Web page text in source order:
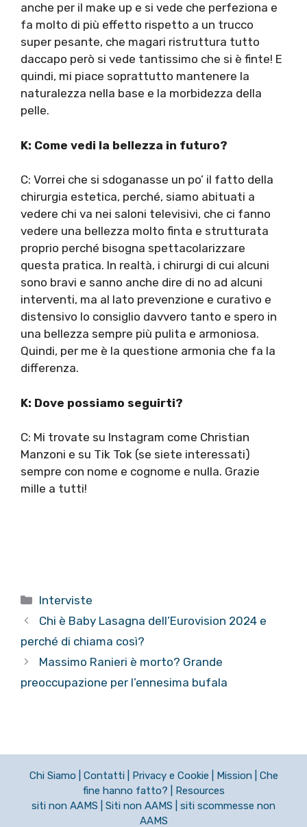
anche per il make up e si vede che perfeziona e
fa molto di più effetto rispetto a un trucco
super pesante, che magari ristruttura tutto
daccapo però si vede tantissimo che si è finte! E
quindi, mi piace soprattutto mantenere la
naturalezza nella base e la morbidezza della
pelle.
K: Come vedi la bellezza in futuro?
C: Vorrei che si sdoganasse un po’ il fatto della
chirurgia estetica, perché, siamo abituati a
vedere chi va nei saloni televisivi, che ci fanno
vedere una bellezza molto finta e strutturata
proprio perché bisogna spettacolarizzare
questa pratica. In realtà, i chirurgi di cui alcuni
sono bravi e sanno anche dire di no ad alcuni
interventi, ma al lato prevenzione e curativo e
distensivo lo consiglio davvero tanto e spero in
una bellezza sempre più pulita e armoniosa.
Quindi, per me è la questione armonia che fa la
differenza.
K: Dove possiamo seguirti?
C: Mi trovate su Instagram come Christian
Manzoni e su Tik Tok (se siete interessati)
sempre con nome e cognome e nulla. Grazie
mille a tutti!
Categorie
Interviste
Chi è Baby Lasagna dell’Eurovision 2024 e
perché di chiama così?
Massimo Ranieri è morto? Grande
preoccupazione per l’ennesima bufala
Chi Siamo Contatti Privacy e Cookie Mission
Che
fine hanno fatto?
Resources
siti non AAMS
Siti non AAMS
siti scommesse non
AAMS